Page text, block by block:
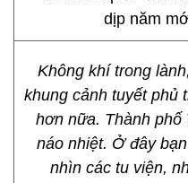
Không khí trong
khung cảnh tuyết phủ
hơn nữa. Thành phố
náo nhiệt. Ở đây
nhìn các tu viện,